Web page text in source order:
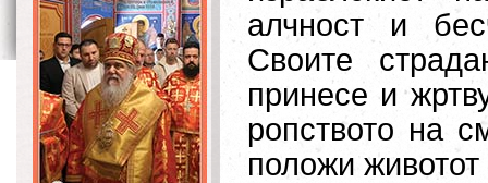
алчност и
Своите
принесе и
ропството на
положи животот